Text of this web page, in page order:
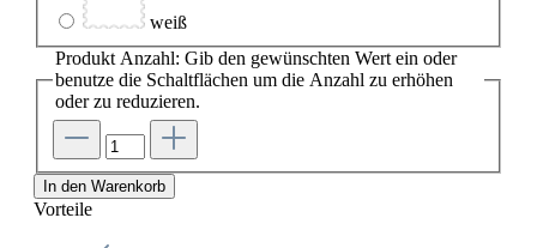
weiß
Produkt Anzahl: Gib den gewünschten Wert ein oder
benutze die Schaltflächen um die Anzahl zu erhöhen
oder zu reduzieren.
In den Warenkorb
Vorteile